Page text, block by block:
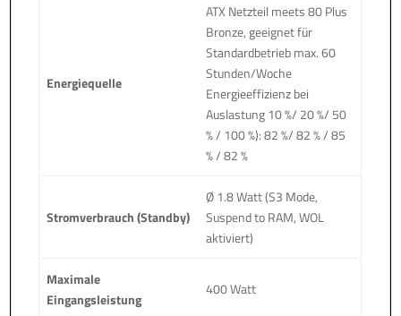
Energiequelle
ATX Netzteil meets 80 Plus
Bronze, geeignet für
Standardbetrieb max. 60
Stunden/Woche
Energieeffizienz bei
Auslastung 10 %/ 20 %/ 50
% / 100 %): 82 %/ 82 % / 85
% / 82 %
Stromverbrauch (Standby)
Ø 1.8 Watt (S3 Mode,
Suspend to RAM, WOL
aktiviert)
Maximale
Eingangsleistung
400 Watt